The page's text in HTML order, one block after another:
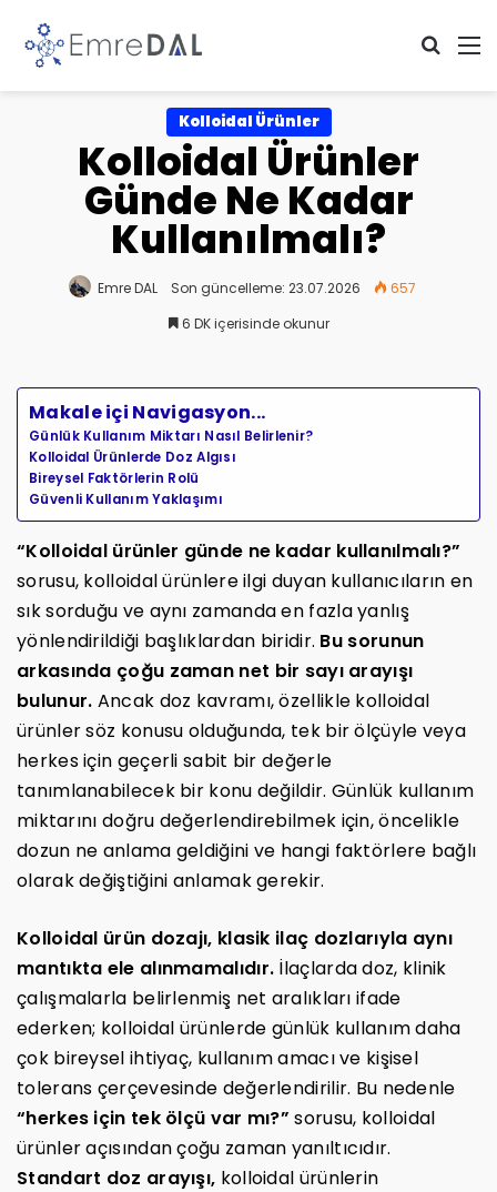
Kolloidal Ürünler
Kolloidal Ürünler
Günde Ne Kadar
Kullanılmalı?
Emre DAL Son güncelleme: 23.07.2026
657
6 DK içerisinde okunur
Makale içi Navigasyon...
Günlük Kullanım Miktarı Nasıl Belirlenir?
Kolloidal Ürünlerde Doz Algısı
Bireysel Faktörlerin Rolü
Güvenli Kullanım Yaklaşımı
“Kolloidal ürünler günde ne kadar kullanılmalı?”
sorusu, kolloidal ürünlere ilgi duyan kullanıcıların en
sık sorduğu ve aynı zamanda en fazla yanlış
yönlendirildiği başlıklardan biridir. Bu sorunun
arkasında çoğu zaman net bir sayı arayışı
bulunur. Ancak doz kavramı, özellikle kolloidal
ürünler söz konusu olduğunda, tek bir ölçüyle veya
herkes için geçerli sabit bir değerle
tanımlanabilecek bir konu değildir. Günlük kullanım
miktarını doğru değerlendirebilmek için, öncelikle
dozun ne anlama geldiğini ve hangi faktörlere bağlı
olarak değiştiğini anlamak gerekir.
Kolloidal ürün dozajı, klasik ilaç dozlarıyla aynı
mantıkta ele alınmamalıdır. İlaçlarda doz, klinik
çalışmalarla belirlenmiş net aralıkları ifade
ederken; kolloidal ürünlerde günlük kullanım daha
çok bireysel ihtiyaç, kullanım amacı ve kişisel
tolerans çerçevesinde değerlendirilir. Bu nedenle
“herkes için tek ölçü var mı?” sorusu, kolloidal
ürünler açısından çoğu zaman yanıltıcıdır.
Standart doz arayışı, kolloidal ürünlerin